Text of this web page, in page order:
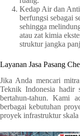
Kedap Air dan
berfungsi sebagai
sehingga
atau zat kimia
struktur jangka
Layanan Jasa Pasang
Jika Anda mencari
Teknik Indonesia hadir
bertahun-tahun. Kami
berbagai kebutuhan
proyek infrastruktur skala